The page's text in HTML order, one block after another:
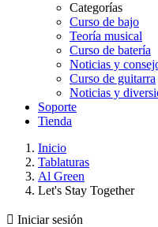
Categorías
Curso de bajo
Teoría musical
Curso de batería
Noticias y
Curso de guitarra
Noticias y
Soporte
Tienda
Inicio
Tablaturas
Al Green
Let's Stay Together
 Iniciar sesión